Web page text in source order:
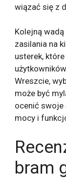
wiązać się z
Kolejną
zasilania na
usterek,
Wreszcie,
może być
ocenić swoje
mocy i
bram